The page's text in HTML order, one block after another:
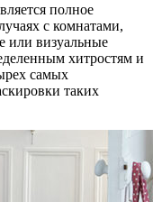
полное
с комнатами,
или визуальные
хитростям и
самых
таких